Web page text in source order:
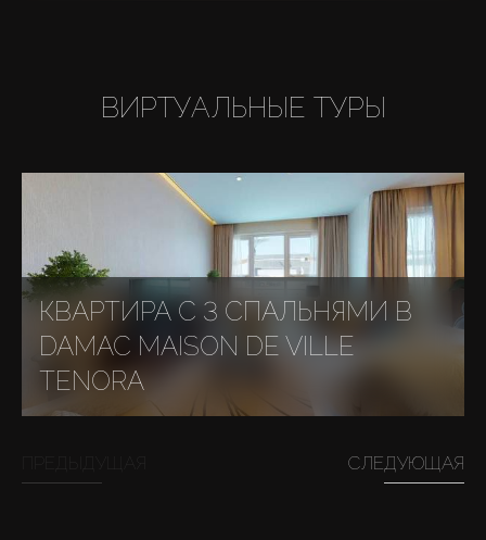
ВИРТУАЛЬНЫЕ ТУРЫ
КВАРТИРА С 3 СПАЛЬНЯМИ В
DAMAC MAISON DE VILLE
TENORA
СЛЕДУЮЩАЯ